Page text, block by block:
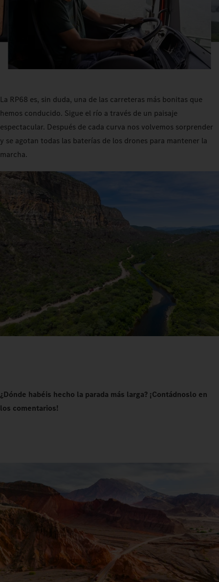
La RP68 es, sin duda, una de las carreteras más bonitas que
hemos conducido. Sigue el río a través de un paisaje
espectacular. Después de cada curva nos volvemos sorprender
y se agotan todas las baterías de los drones para mantener la
marcha.
¿Dónde habéis hecho la parada más larga? ¡Contádnoslo en
los comentarios!